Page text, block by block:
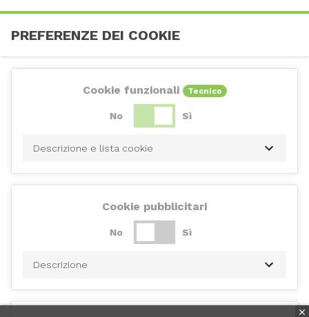
PREFERENZE DEI COOKIE
Cookie funzionali Tecnico
No Sì
Descrizione e lista cookie
Cookie pubblicitari
No Sì
Descrizione